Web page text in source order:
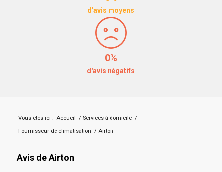
d'avis moyens
0%
d'avis négatifs
Vous êtes ici : Accueil / Services à domicile /
Fournisseur de climatisation / Airton
Avis de Airton